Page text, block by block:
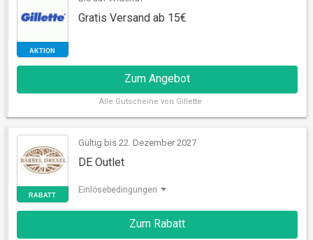
AKTION
Gratis Versand ab 15€
Zum Angebot
Alle Gutscheine von Gillette
Gültig bis 22. Dezember 2027
DE Outlet
Einlösebedingungen
Zum Rabatt